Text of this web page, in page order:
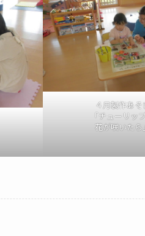
４月製作あそ
「チューリッ
花が咲いたら